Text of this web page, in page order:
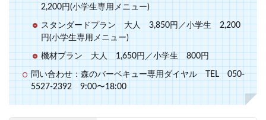
2,200円(小学生専用メニュー)
スタンダードプラン 大人 3,850円／小学生 2,200
円(小学生専用メニュー)
機材プラン 大人 1,650円／小学生 800円
問い合わせ：森のバーベキュー専用ダイヤル TEL 050-
5527-2392 9:00〜18:00